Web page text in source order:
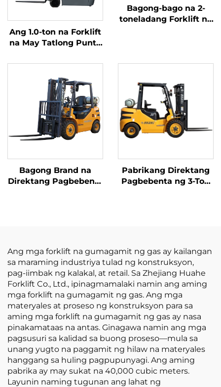
Ang 1.0-ton na Forklift
na May Tatlong Punto
Battery at May
na Ginawa sa Tsina ay
may Makatwirang
Presyo
Bagong-bago na 2-
toneladang Forklift na
kayang presyo
Bagong Brand na
Direktang Pagbebenta
Pabrikang Direktang
Pagbebenta ng 3-Ton
Ang mga forklift na gumagamit ng gas ay kailangan
sa maraming industriya tulad ng konstruksyon,
pag-iimbak ng kalakal, at retail. Sa Zhejiang Huahe
Forklift Co., Ltd., ipinagmamalaki namin ang aming
mga forklift na gumagamit ng gas. Ang mga
materyales at proseso ng konstruksyon para sa
aming mga forklift na gumagamit ng gas ay nasa
pinakamataas na antas. Ginagawa namin ang mga
pagsusuri sa kalidad sa buong proseso—mula sa
unang yugto na paggamit ng hilaw na materyales
hanggang sa huling pagpupunyagi. Ang aming
pabrika ay may sukat na 40,000 cubic meters.
Layunin naming tugunan ang lahat ng